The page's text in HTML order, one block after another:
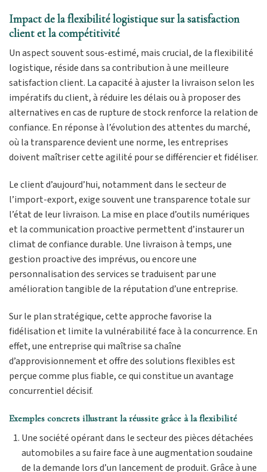
Impact de la flexibilité logistique sur la satisfaction
client et la compétitivité
Un aspect souvent sous-estimé, mais crucial, de la flexibilité
logistique, réside dans sa contribution à une meilleure
satisfaction client. La capacité à ajuster la livraison selon les
impératifs du client, à réduire les délais ou à proposer des
alternatives en cas de rupture de stock renforce la relation de
confiance. En réponse à l’évolution des attentes du marché,
où la transparence devient une norme, les entreprises
doivent maîtriser cette agilité pour se différencier et fidéliser.
Le client d’aujourd’hui, notamment dans le secteur de
l’import-export, exige souvent une transparence totale sur
l’état de leur livraison. La mise en place d’outils numériques
et la communication proactive permettent d’instaurer un
climat de confiance durable. Une livraison à temps, une
gestion proactive des imprévus, ou encore une
personnalisation des services se traduisent par une
amélioration tangible de la réputation d’une entreprise.
Sur le plan stratégique, cette approche favorise la
fidélisation et limite la vulnérabilité face à la concurrence. En
effet, une entreprise qui maîtrise sa chaîne
d’approvisionnement et offre des solutions flexibles est
perçue comme plus fiable, ce qui constitue un avantage
concurrentiel décisif.
Exemples concrets illustrant la réussite grâce à la flexibilité
Une société opérant dans le secteur des pièces détachées
automobiles a su faire face à une augmentation soudaine
de la demande lors d’un lancement de produit. Grâce à une